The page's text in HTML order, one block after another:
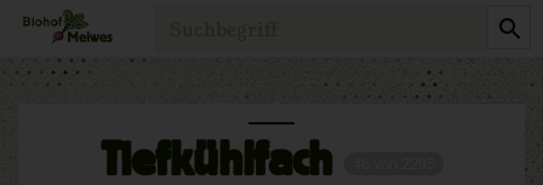
Produkt
Tiefkühlfach